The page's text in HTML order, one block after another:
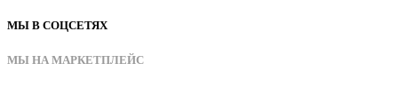
МЫ В СОЦСЕТЯХ
МЫ НА МАРКЕТПЛЕЙС